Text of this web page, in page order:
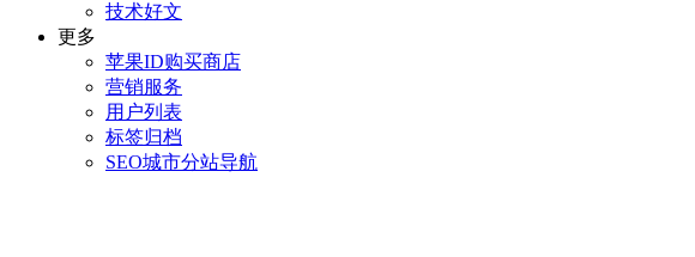
技术好文
更多
苹果ID购买商店
营销服务
用户列表
标签归档
SEO城市分站导航